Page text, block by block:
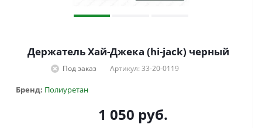
Держатель Хай-Джека (hi-jack) черный
Под заказ Артикул: 33-20-0119
Бренд: Полиуретан
1 050 руб.